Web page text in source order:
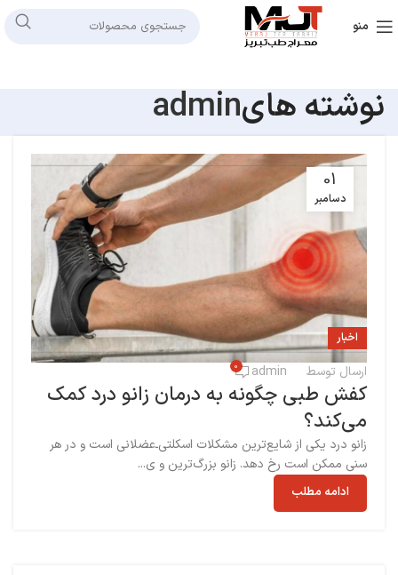
منو
نوشته هایadmin
01
دسامبر
اخبار
ارسال توسط admin
0
کفش طبی چگونه به درمان زانو درد کمک
می‌کند؟
زانو درد یکی از شایع‌ترین مشکلات اسکلتی‌ـ‌عضلانی است و در هر
سنی ممکن است رخ دهد. زانو بزرگ‌ترین و ی...
ادامه مطلب